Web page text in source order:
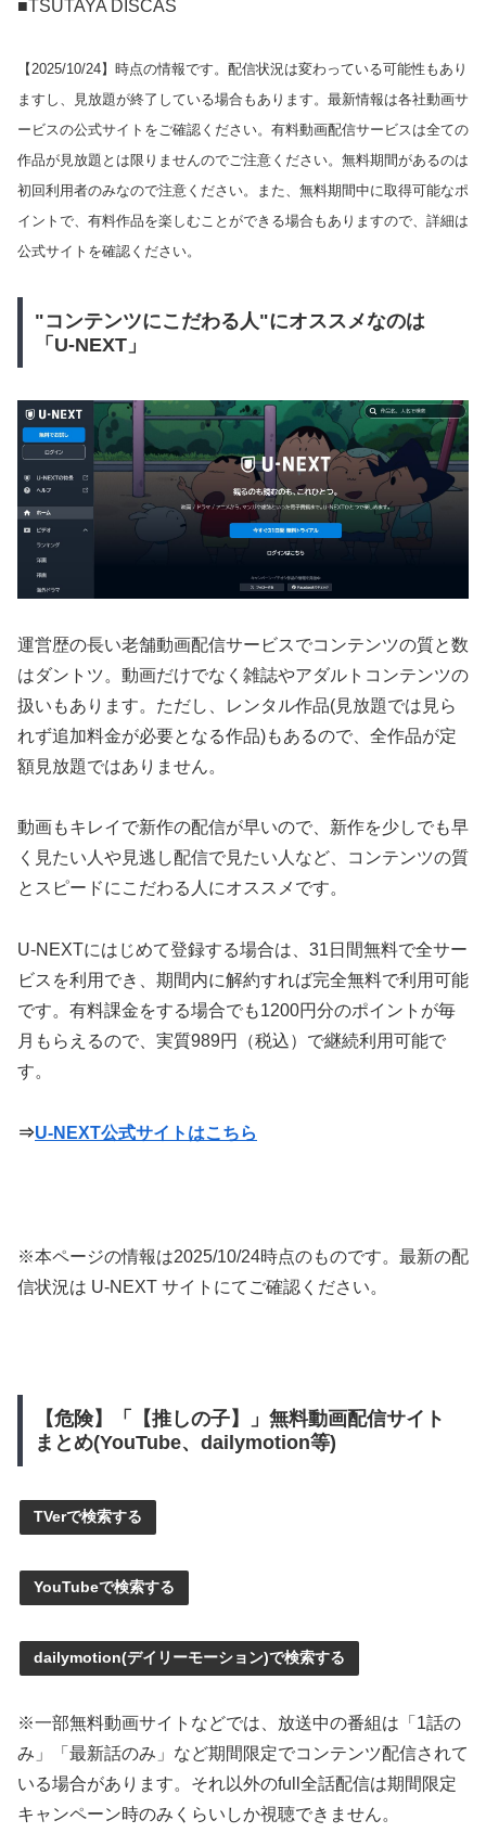
■TSUTAYA DISCAS
【 2025/10/24】時点の情報です。配信状況は変わっている可能性もあり
ますし、見放題が終了している場合もあります。最新情報は各社動画サ
ービスの公式サイトをご確認ください。有料動画配信サービスは全ての
作品が見放題とは限りませんのでご注意ください。無料期間があるのは
初回利用者のみなので注意ください。また、無料期間中に取得可能なポ
イントで、有料作品を楽しむことができる場合もありますので、詳細は
公式サイトを確認ください。
"コンテンツにこだわる人"にオススメなのは
「U-NEXT」
運営歴の長い老舗動画配信サービスでコンテンツの質と数
はダントツ。動画だけでなく雑誌やアダルトコンテンツの
扱いもあります。ただし、レンタル作品(見放題では見ら
れず追加料金が必要となる作品)もあるので、全作品が定
額見放題ではありません。
動画もキレイで新作の配信が早いので、新作を少しでも早
く見たい人や見逃し配信で見たい人など、コンテンツの質
とスピードにこだわる人にオススメです。
U-NEXTにはじめて登録する場合は、31日間無料で全サー
ビスを利用でき、期間内に解約すれば完全無料で利用可能
です。有料課金をする場合でも1200円分のポイントが毎
月もらえるので、実質989円（税込）で継続利用可能で
す。
⇒U-NEXT公式サイトはこちら
※本ページの情報は2025/10/24時点のものです。最新の配
信状況は U-NEXT サイトにてご確認ください。
【危険】「【推しの子】」無料動画配信サイト
まとめ(YouTube、dailymotion等)
TVerで検索する
YouTubeで検索する
dailymotion(デイリーモーション)で検索する
※一部無料動画サイトなどでは、放送中の番組は「1話の
み」「最新話のみ」など期間限定でコンテンツ配信されて
いる場合があります。それ以外のfull全話配信は期間限定
キャンペーン時のみくらいしか視聴できません。